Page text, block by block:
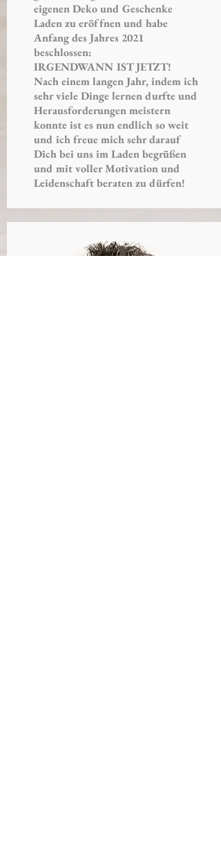
eigenen Deko und Geschenke
Laden zu eröffnen und habe
Anfang des Jahres 2021
beschlossen:
IRGENDWANN IST JETZT!
Nach einem langen Jahr, indem ich
sehr viele Dinge lernen durfte und
Herausforderungen meistern
konnte ist es nun endlich so weit
und ich freue mich sehr darauf
Dich bei uns im Laden begrüßen
und mit voller Motivation und
Leidenschaft beraten zu dürfen!